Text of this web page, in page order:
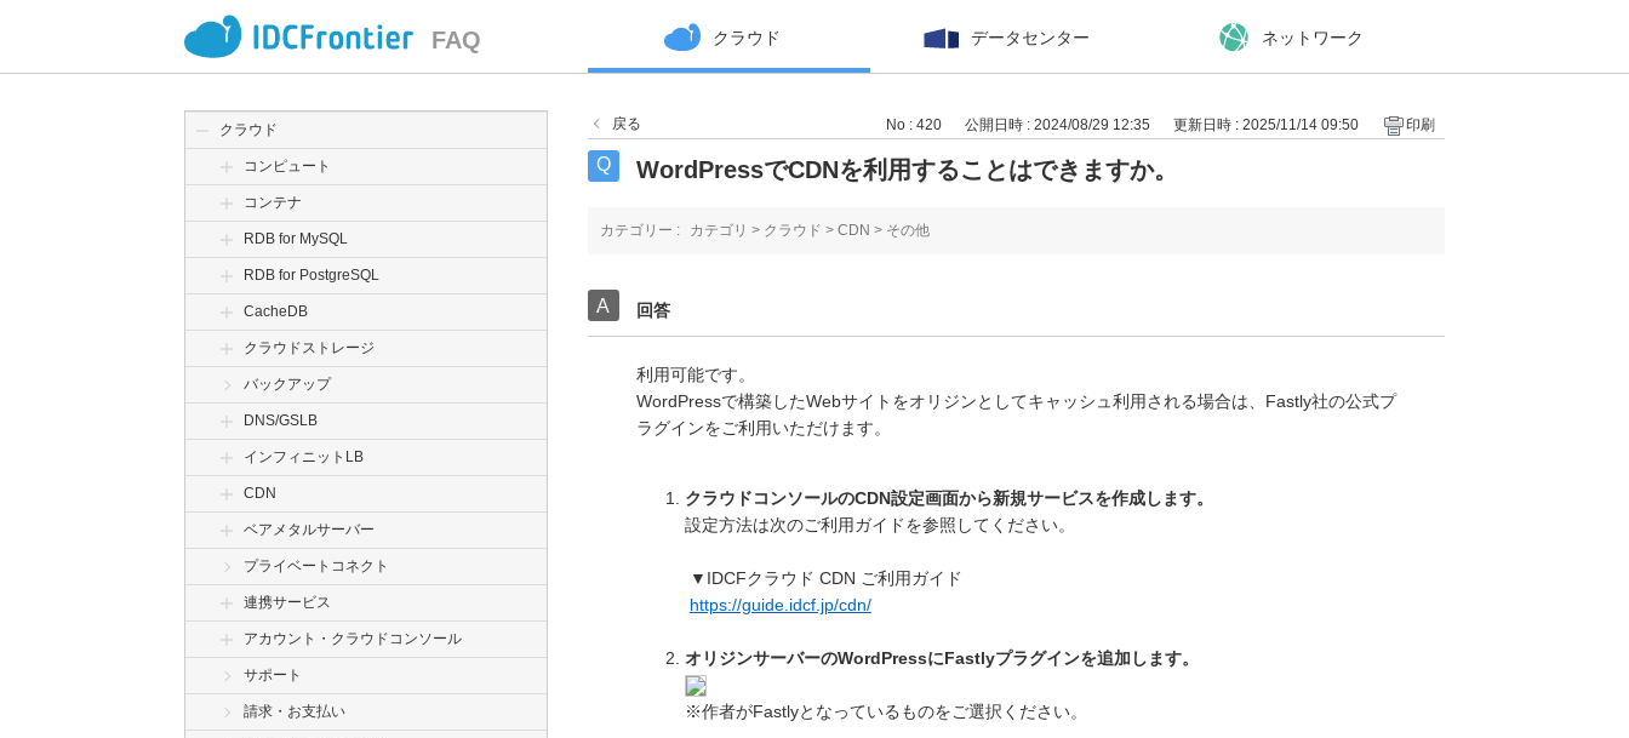
FAQ クラウド データセンター ネットワーク
クラウド
コンピュート
コンテナ
RDB for MySQL
RDB for PostgreSQL
CacheDB
クラウドストレージ
バックアップ
DNS/GSLB
インフィニットLB
CDN
ベアメタルサーバー
プライベートコネクト
連携サービス
アカウント・クラウドコンソール
サポート
請求・お支払い
戻る No : 420 公開日時 : 2024/08/29 12:35 更新日時 : 2025/11/14 09:50 印刷
WordPressでCDNを利用することはできますか。
カテゴリー : カテゴリ > クラウド > CDN > その他
回答
利用可能です。
WordPressで構築したWebサイトをオリジンとしてキャッシュ利用される場合は、Fastly社の公式プ
ラグインをご利用いただけます。
クラウドコンソールのCDN設定画面から新規サービスを作成します。
設定方法は次のご利用ガイドを参照してください。
▼IDCFクラウド CDN ご利用ガイド
https://guide.idcf.jp/cdn/
オリジンサーバーのWordPressにFastlyプラグインを追加します。
※作者がFastlyとなっているものをご選択ください。